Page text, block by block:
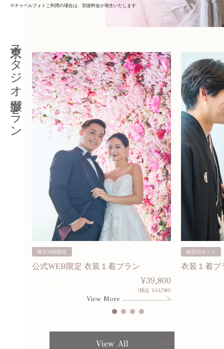
※チャペルフォトご利用の場合は、別途料金が発生いたします
東京スタジオ撮影プラン
毎月50組限定
公式WEB限定 衣装１着プラン
¥39,800
(税込 ¥43,780)
View More
納品30カット
衣装１着プ
View All